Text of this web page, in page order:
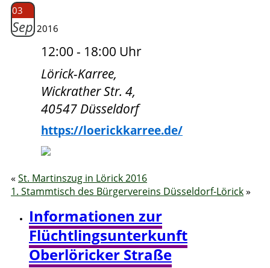
03
Sep. 2016
12:00 - 18:00 Uhr
Lörick-Karree,
Wickrather Str. 4,
40547 Düsseldorf
https://loerickkarree.de/
« St. Martinszug in Lörick 2016
1. Stammtisch des Bürgervereins Düsseldorf-Lörick»
Informationen zur
Flüchtlingsunterkunft
Oberlöricker Straße